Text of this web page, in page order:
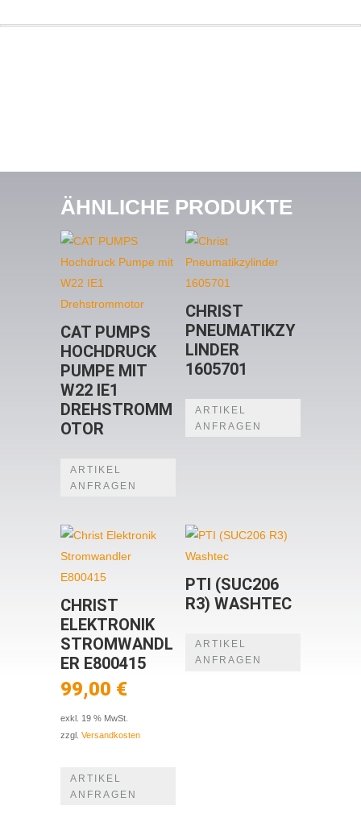
ÄHNLICHE PRODUKTE
CAT PUMPS
HOCHDRUCK
PUMPE MIT
W22 IE1
DREHSTROMM
OTOR
ARTIKEL
ANFRAGEN
CHRIST
PNEUMATIKZY
LINDER
1605701
ARTIKEL
ANFRAGEN
CHRIST
ELEKTRONIK
STROMWANDL
ER E800415
99,00 €
exkl. 19 % MwSt.
zzgl. Versandkosten
ARTIKEL
ANFRAGEN
PTI (SUC206
R3) WASHTEC
ARTIKEL
ANFRAGEN